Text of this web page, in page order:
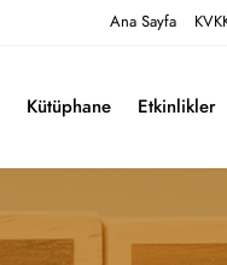
Ana Sayfa
Kütüphane Etkinlikler